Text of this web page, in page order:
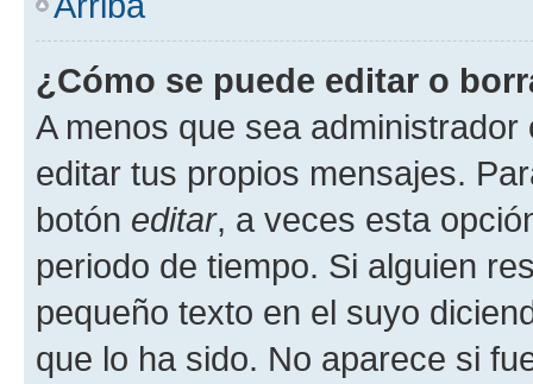
¿Cómo se puede editar o
A menos que sea
editar tus propios mensajes.
botón editar, a veces esta
periodo de tiempo. Si alguien
pequeño texto en el suyo
que lo ha sido. No aparece si